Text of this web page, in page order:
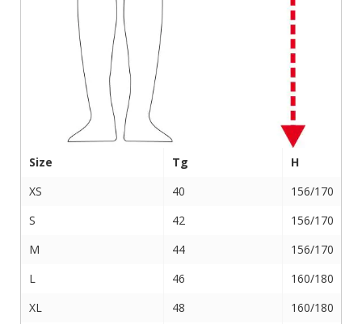
Size Tg
H
XS
40
156/170
S
42
156/170
M
44
156/170
L
46
160/180
XL
48 160/180